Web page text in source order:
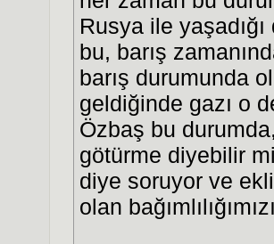
Rusya ile
bu, barış
barış durumunda
geldiğinde gazı o
Özbaş bu
götürme diyebilir
diye soruyor ve
olan